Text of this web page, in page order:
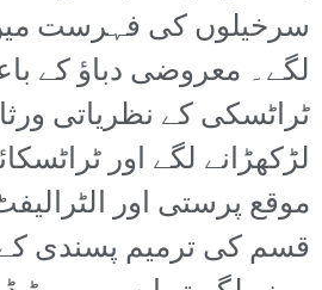
سرخیلوں کی فہرست
لگے۔ معروضی دباؤ کے
ٹراٹسکی کے نظریاتی
لڑکھڑانے لگے اور
موقع پرستی اور
قسم کی ترمیم پسندی